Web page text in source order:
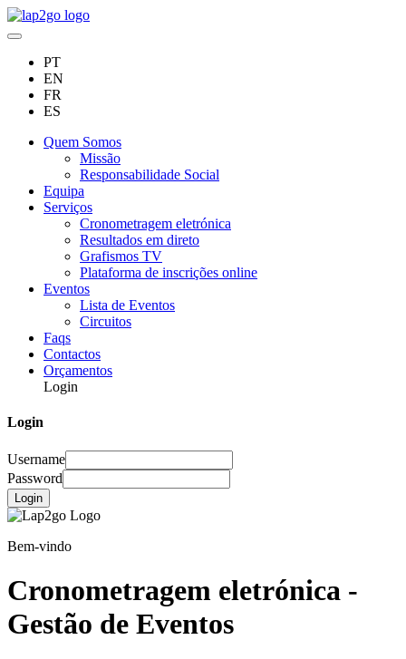
PT
EN
FR
ES
Quem Somos
Missão
Responsabilidade Social
Equipa
Serviços
Cronometragem eletrónica
Resultados em direto
Grafismos TV
Plataforma de inscrições online
Eventos
Lista de Eventos
Circuitos
Faqs
Contactos
Orçamentos
Login
Login
Username
Password
Login
Bem-vindo
Cronometragem eletrónica -
Gestão de Eventos